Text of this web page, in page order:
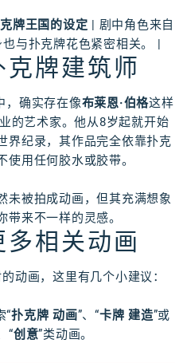
牌王国的设定 | 剧中角色来自
与扑克牌花色紧密相关。 |
牌建筑师
，确实存在像布莱恩·伯格这样
的艺术家。他从8岁起就开始
界纪录，其作品完全依靠扑克
使用任何胶水或胶带。
未被拍成动画，但其充满想象
带来不一样的灵感。
相关动画
动画，这里有几个小建议：
“扑克牌 动画”、“卡牌 建造”或
“创意”类动画。